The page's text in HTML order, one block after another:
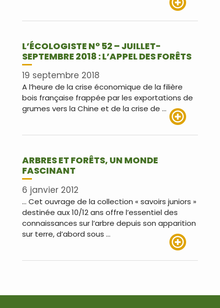
L’ÉCOLOGISTE N° 52 – JUILLET-
SEPTEMBRE 2018 : L’APPEL DES FORÊTS
19 septembre 2018
A l’heure de la crise économique de la filière
bois française frappée par les exportations de
grumes vers la Chine et de la crise de …
ARBRES ET FORÊTS, UN MONDE
FASCINANT
6 janvier 2012
… Cet ouvrage de la collection « savoirs juniors »
destinée aux 10/12 ans offre l’essentiel des
connaissances sur l’arbre depuis son apparition
sur terre, d’abord sous …